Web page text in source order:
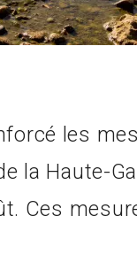
les
la Haute-
Ces